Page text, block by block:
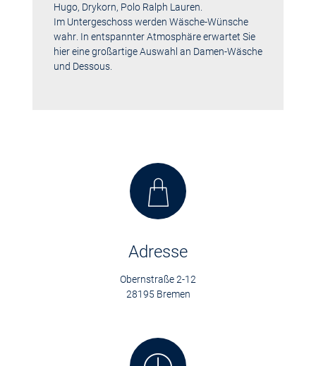
Hugo, Drykorn, Polo Ralph Lauren
Im Untergeschoss werden Wäsche-Wünsche
wahr. In entspannter Atmosphäre erwartet Sie
hier eine großartige Auswahl an Damen-Wäsche
und Dessous.
Adresse
Obernstraße 2-12
28195 Bremen